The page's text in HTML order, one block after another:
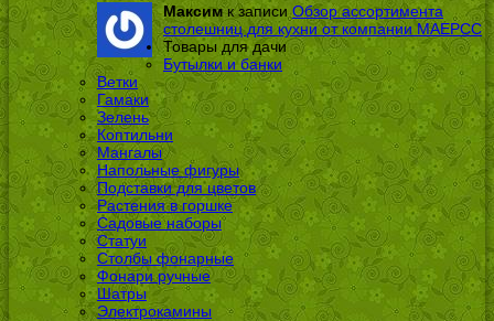
Максимк записи Обзор ассортимента
столешниц для кухни от компании МАЕРСС
Товары для дачи
Бутылки и банки
Ветки
Гамаки
Зелень
Коптильни
Мангалы
Напольные фигуры
Подставки для цветов
Растения в горшке
Садовые наборы
Статуи
Столбы фонарные
Фонари ручные
Шатры
Электрокамины